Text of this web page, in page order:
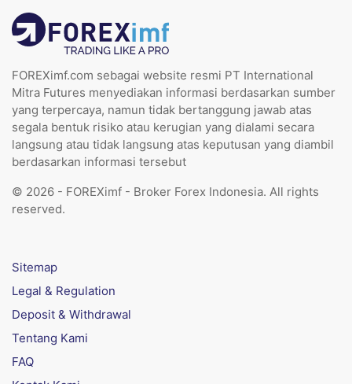
FOREXimf.com sebagai website resmi PT International
Mitra Futures menyediakan informasi berdasarkan sumber
yang terpercaya, namun tidak bertanggung jawab atas
segala bentuk risiko atau kerugian yang dialami secara
langsung atau tidak langsung atas keputusan yang diambil
berdasarkan informasi tersebut
© 2026 - FOREXimf - Broker Forex Indonesia. All rights
reserved.
Sitemap
Legal & Regulation
Deposit & Withdrawal
Tentang Kami
FAQ